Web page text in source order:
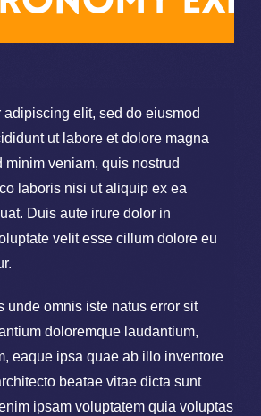
adipiscing elit, sed do eiusmod
ut labore et dolore magna
minim veniam, quis nostrud
laboris nisi ut aliquip ex ea
Duis aute irure dolor in
velit esse cillum dolore eu
unde omnis iste natus error sit
doloremque laudantium,
eaque ipsa quae ab illo inventore
beatae vitae dicta sunt
ipsam voluptatem quia voluptas